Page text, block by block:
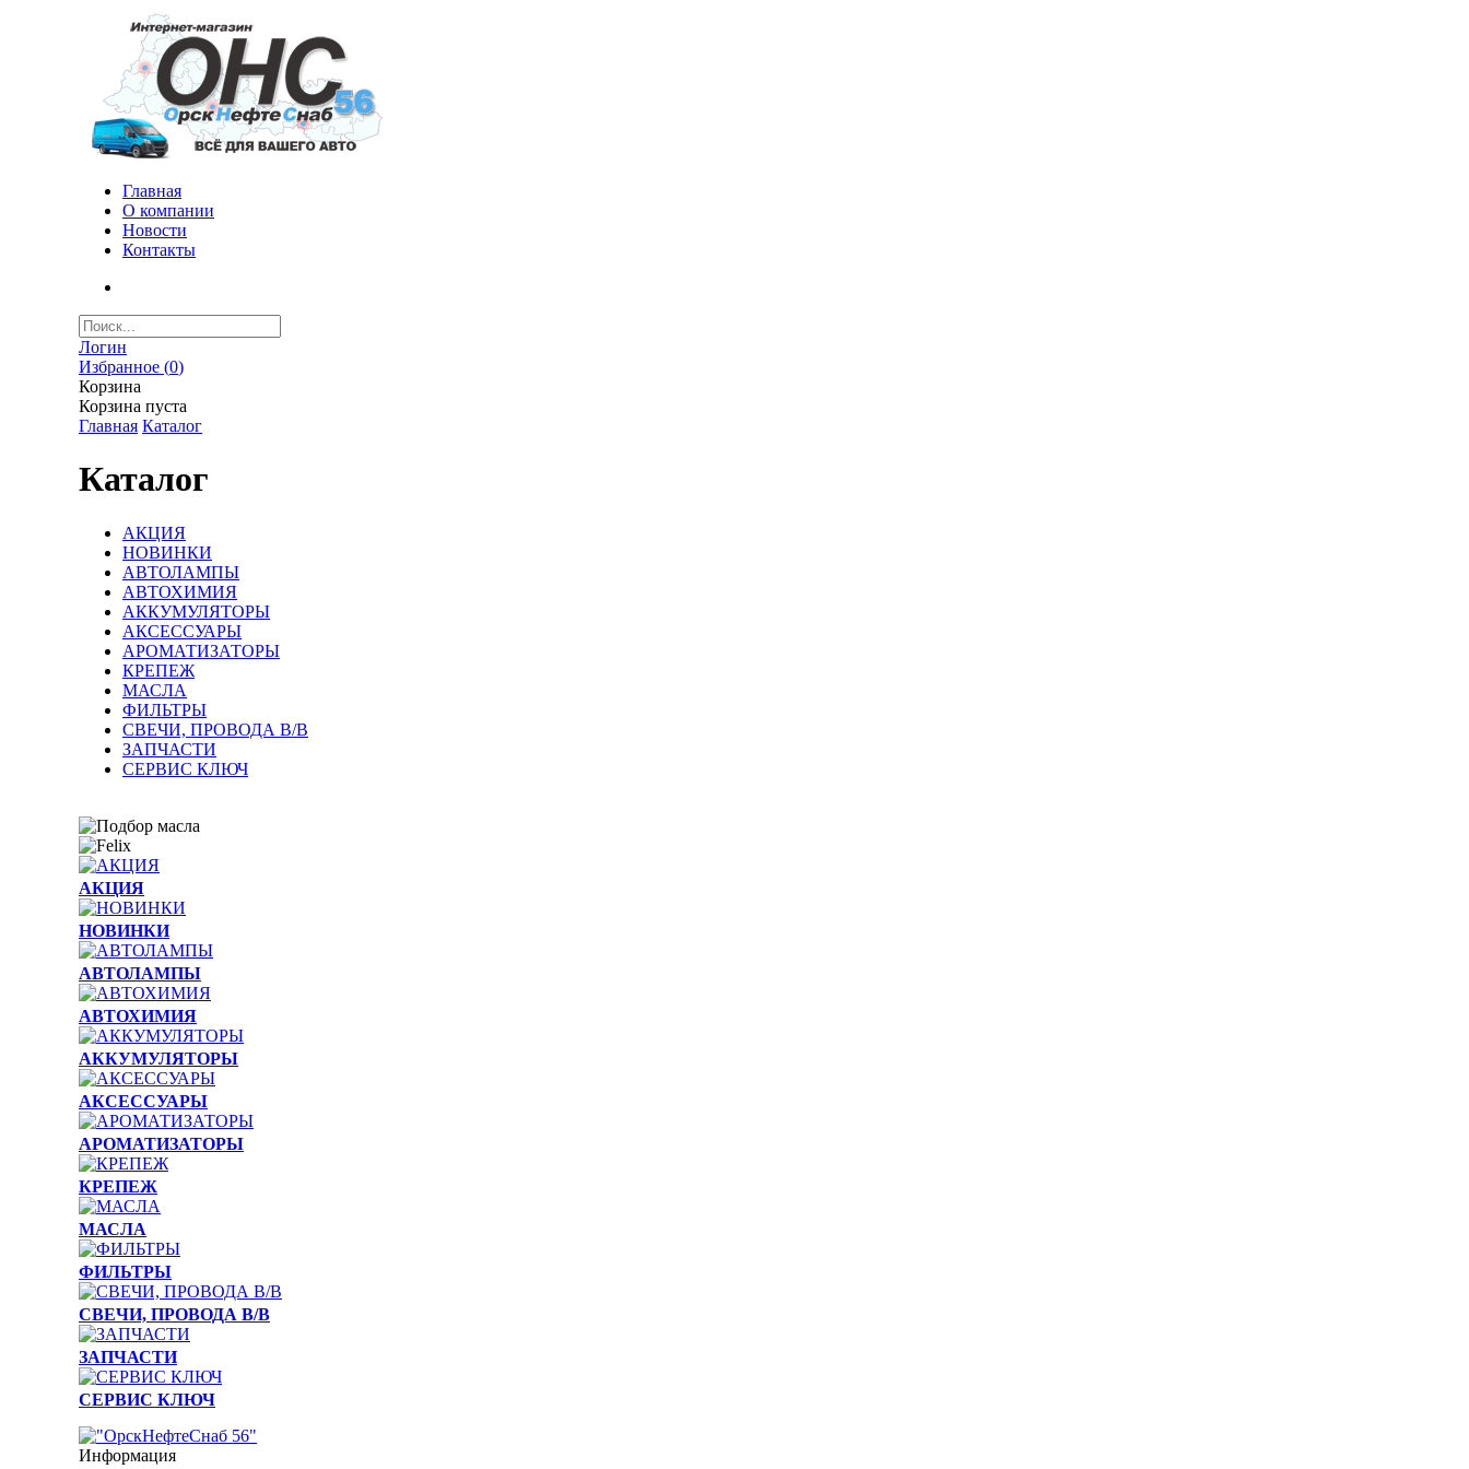
Главная
О компании
Новости
Контакты
Логин
Избранное (0)
Корзина
Корзина пуста
Главная Каталог
Каталог
АКЦИЯ
НОВИНКИ
АВТОЛАМПЫ
АВТОХИМИЯ
АККУМУЛЯТОРЫ
АКСЕССУАРЫ
АРОМАТИЗАТОРЫ
КРЕПЕЖ
МАСЛА
ФИЛЬТРЫ
СВЕЧИ, ПРОВОДА В/В
ЗАПЧАСТИ
СЕРВИС КЛЮЧ
АКЦИЯ
НОВИНКИ
АВТОЛАМПЫ
АВТОХИМИЯ
АККУМУЛЯТОРЫ
АКСЕССУАРЫ
АРОМАТИЗАТОРЫ
КРЕПЕЖ
МАСЛА
ФИЛЬТРЫ
СВЕЧИ, ПРОВОДА В/В
ЗАПЧАСТИ
СЕРВИС КЛЮЧ
Информация